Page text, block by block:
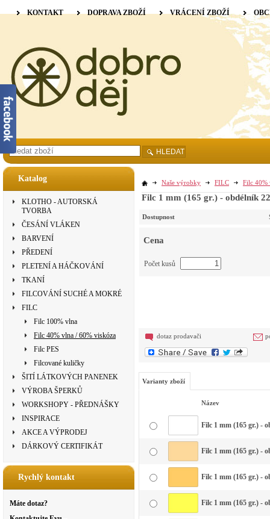
Katalog
KLOTHO - AUTORSKÁ
TVORBA
ČESÁNÍ VLÁKEN
BARVENÍ
PŘEDENÍ
PLETENÍ A HÁČKOVÁNÍ
TKANÍ
FILCOVÁNÍ SUCHÉ A MOKRÉ
FILC
Filc 100% vlna
Filc 40% vlna / 60% viskóza
Filc PES
Filcované kuličky
ŠITÍ LÁTKOVÝCH PANENEK
VÝROBA ŠPERKŮ
WORKSHOPY - PŘEDNÁŠKY
INSPIRACE
AKCE A VÝPRODEJ
DÁRKOVÝ CERTIFIKÁT
Rychlý kontakt
Máte dotaz?
Naše výrobky FILC Filc 40%
Filc 1 mm (165 gr.) - obdélník
Dostupnost
Cena
Počet kusů
dotaz prodavači
Varianty zboží
Název
Filc 1 mm (165 gr.) -
Filc 1 mm (165 gr.) -
Filc 1 mm (165 gr.) -
Filc 1 mm (165 gr.) -
KONTAKT DOPRAVA ZBOŽÍ VRÁCENÍ ZBOŽÍ
HLEDAT